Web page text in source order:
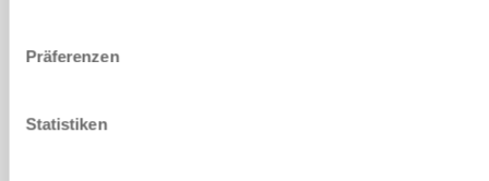
Präferenzen
Statistiken
ANFRAGE SENDEN